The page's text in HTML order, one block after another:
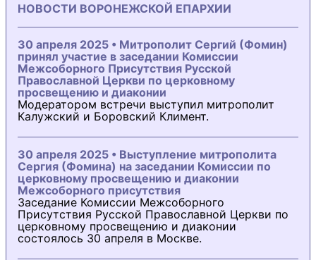
НОВОСТИ ВОРОНЕЖСКОЙ ЕПАРХИИ
30 апреля 2025 • Митрополит Сергий (Фомин)
принял участие в заседании Комиссии
Межсоборного Присутствия Русской
Православной Церкви по церковному
просвещению и диаконии
Модератором встречи выступил митрополит
Калужский и Боровский Климент.
30 апреля 2025 • Выступление митрополита
Сергия (Фомина) на заседании Комиссии по
церковному просвещению и диаконии
Межсоборного присутствия
Заседание Комиссии Межсоборного
Присутствия Русской Православной Церкви по
церковному просвещению и диаконии
состоялось 30 апреля в Москве.